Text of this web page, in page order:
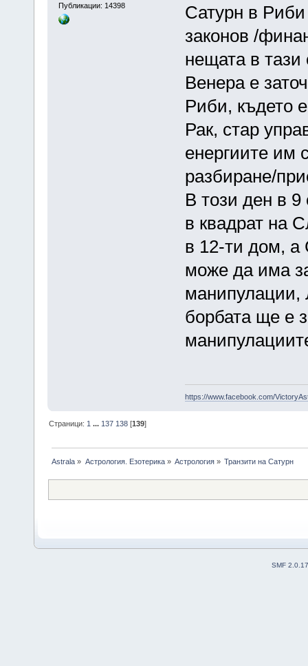
Публикации: 14398
Сатурн в Риби
законов /
нещата в
Венера е
Риби, където
Рак, стар
енергиите им
разбиране/
В този ден в 9
в квадрат на
в 12-ти дом, а
може да има
манипулации,
борбата ще е
https://www.facebook.com/
Страници: 1 ... 137 138 [139]
Astrala » Астрология. Езотерика» Астрология» Транзити на Сатурн
SMF 2.0.17